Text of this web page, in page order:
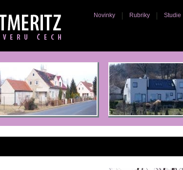
Novinky Rubriky Studie